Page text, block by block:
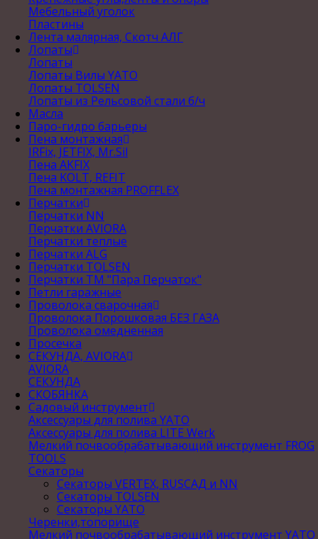
Мебельный уголок
Пластины
Лента малярная, Скотч АЛГ
Лопаты
Лопаты
Лопаты Вилы YATO
Лопаты TOLSEN
Лопаты из Рельсовой стали б/ч
Масла
Паро-гидро барьеры
Пена монтажная
IRFix, JETFIX, Mr.Sil
Пена AKFIX
Пена KOLT, REFIT
Пена монтажная PROFFLEX
Перчатки
Перчатки NN
Перчатки AVIORA
Перчатки теплые
Перчатки ALG
Перчатки TOLSEN
Перчатки ТМ "Пара Перчаток"
Петли гаражные
Проволока сварочная
Проволока Порошковая БЕЗ ГАЗА
Проволока омедненная
Просечка
СЕКУНДА, AVIORA
AVIORA
СЕКУНДА
СКОБЯНКА
Садовый инструмент
Аксессуары для полива YATO
Аксессуары для полива LITE Werk
Мелкий почвообрабатывающий инструмент FROG
TOOLS
Секаторы
Секаторы VERTEX, RUSСАД и NN
Секаторы TOLSEN
Секаторы YATO
Черенки,топорище
Мелкий почвообрабатывающий инструмент YATO